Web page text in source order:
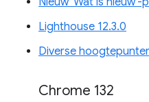
Lighthouse 12.3.0
Diverse
Chrome 132